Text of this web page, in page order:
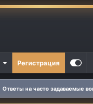
Регистрация
Ответы на часто задаваемые